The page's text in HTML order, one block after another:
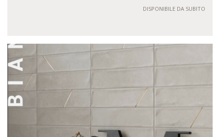
DISPONIBILE DA SUBITO